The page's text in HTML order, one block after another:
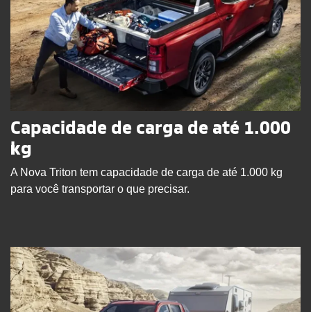
Capacidade de carga de até 1.000
kg
A Nova Triton tem capacidade de carga de até 1.000 kg
para você transportar o que precisar.